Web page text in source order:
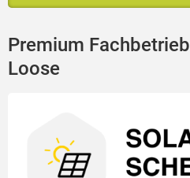
Premium
Loose